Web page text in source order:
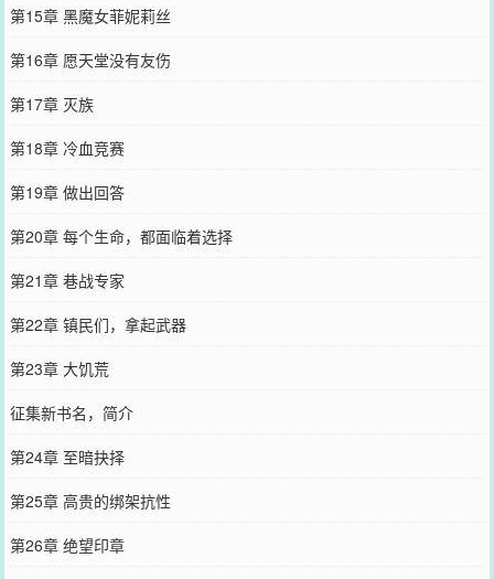
第15章 黑魔女菲妮莉丝
第16章 愿天堂没有友伤
第17章 灭族
第18章 冷血竞赛
第19章 做出回答
第20章 每个生命，都面临着选择
第21章 巷战专家
第22章 镇民们，拿起武器
第23章 大饥荒
征集新书名，简介
第24章 至暗抉择
第25章 高贵的绑架抗性
第26章 绝望印章